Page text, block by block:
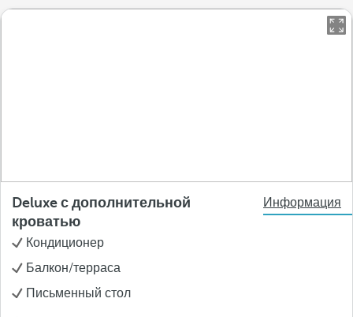
Deluxe с дополнительной
кроватью
Информация
Кондиционер
Балкон/терраса
Письменный стол